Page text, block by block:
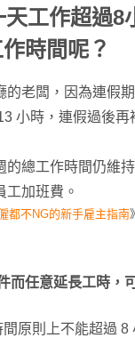
工作超過8
時間呢？
的老闆，因為連假
小時，連假過後再
的總工作時間仍維
工加班費。
都不NG的新手雇主指南
而任意延長工時，
原則上不能超過 8